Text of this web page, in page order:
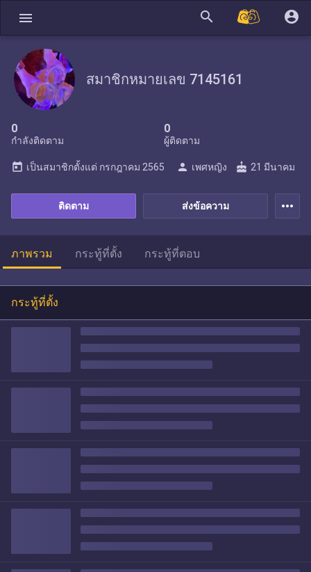
menu search account_circle
สมาชิกหมายเลข 7145161
0
กำลังติดตาม
0
ผู้ติดตาม
ส่งข้อความ
ติดตาม
today เป็นสมาชิกตั้งแต่ กรกฎาคม 2565 person เพศหญิง cake 21 มีนาคม
more_horiz
ภาพรวม กระทู้ที่ตั้ง กระทู้ที่ตอบ
กระทู้ที่ตั้ง